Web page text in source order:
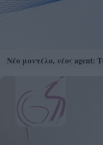
Νέο μοντέλο, νέος agent: